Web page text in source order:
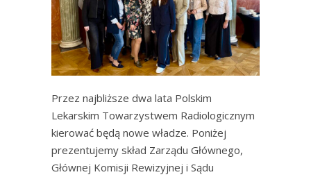
Przez najbliższe dwa lata Polskim
Lekarskim Towarzystwem Radiologicznym
kierować będą nowe władze. Poniżej
prezentujemy skład Zarządu Głównego,
Głównej Komisji Rewizyjnej i Sądu